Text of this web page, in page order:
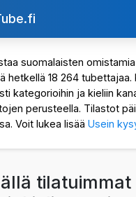
suomalaisten
hetkellä 18 264
kategorioihin ja kieliin
perusteella. Tilastot
Voit lukea lisää Usein
tilatuimmat